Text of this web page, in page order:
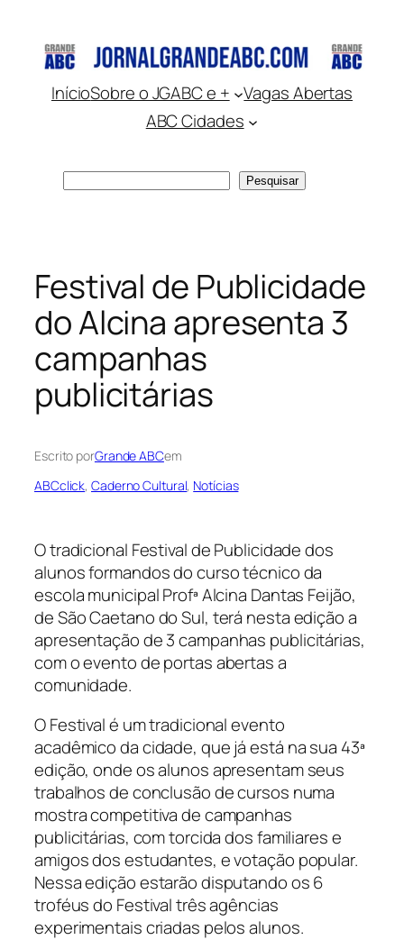
conteúdo
InícioSobre o JGABC e +
Vagas Abertas
ABC Cidades
Pesquisar
Festival de Publicidade
do Alcina apresenta 3
campanhas
publicitárias
Escrito porGrande ABCem
ABCclick, Caderno Cultural, Notícias
O tradicional Festival de Publicidade dos
alunos formandos do curso técnico da
escola municipal Profª Alcina Dantas Feijão,
de São Caetano do Sul, terá nesta edição a
apresentação de 3 campanhas publicitárias,
com o evento de portas abertas a
comunidade.
O Festival é um tradicional evento
acadêmico da cidade, que já está na sua 43ª
edição, onde os alunos apresentam seus
trabalhos de conclusão de cursos numa
mostra competitiva de campanhas
publicitárias, com torcida dos familiares e
amigos dos estudantes, e votação popular.
Nessa edição estarão disputando os 6
troféus do Festival três agências
experimentais criadas pelos alunos.